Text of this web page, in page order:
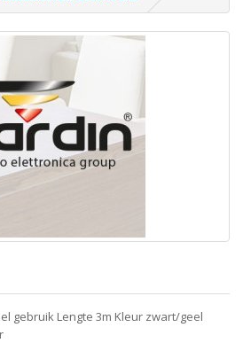
gebruik Lengte 3m Kleur zwart/geel